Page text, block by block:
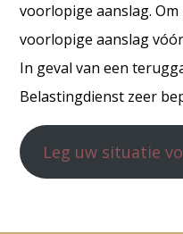
voorlopige aanslag.
voorlopige aanslag
In geval van een
Belastingdienst zeer
Leg uw situatie